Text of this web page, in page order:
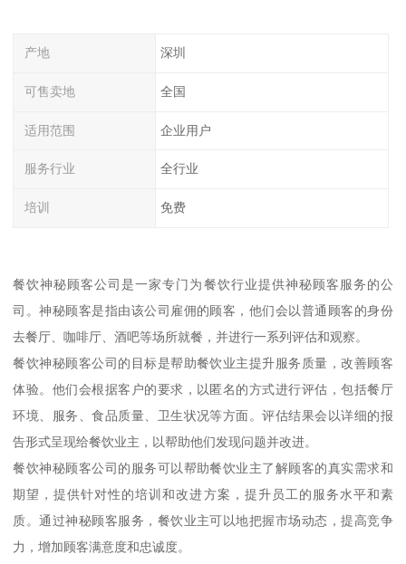
产地 深圳
可售卖地 全国
适用范围 企业用户
服务行业 全行业
培训 免费
餐饮神秘顾客公司是一家专门为餐饮行业提供神秘顾客服务的公
司。神秘顾客是指由该公司雇佣的顾客，他们会以普通顾客的身份
去餐厅、咖啡厅、酒吧等场所就餐，并进行一系列评估和观察。
餐饮神秘顾客公司的目标是帮助餐饮业主提升服务质量，改善顾客
体验。他们会根据客户的要求，以匿名的方式进行评估，包括餐厅
环境、服务、食品质量、卫生状况等方面。评估结果会以详细的报
告形式呈现给餐饮业主，以帮助他们发现问题并改进。
餐饮神秘顾客公司的服务可以帮助餐饮业主了解顾客的真实需求和
期望，提供针对性的培训和改进方案，提升员工的服务水平和素
质。通过神秘顾客服务，餐饮业主可以地把握市场动态，提高竞争
力，增加顾客满意度和忠诚度。